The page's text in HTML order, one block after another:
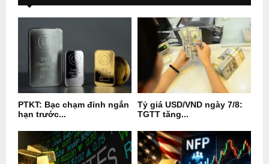
PTKT: Bạc chạm đỉnh ngắn
hạn trước...
Tỷ giá USD/VND ngày 7/8:
TGTT tăng...